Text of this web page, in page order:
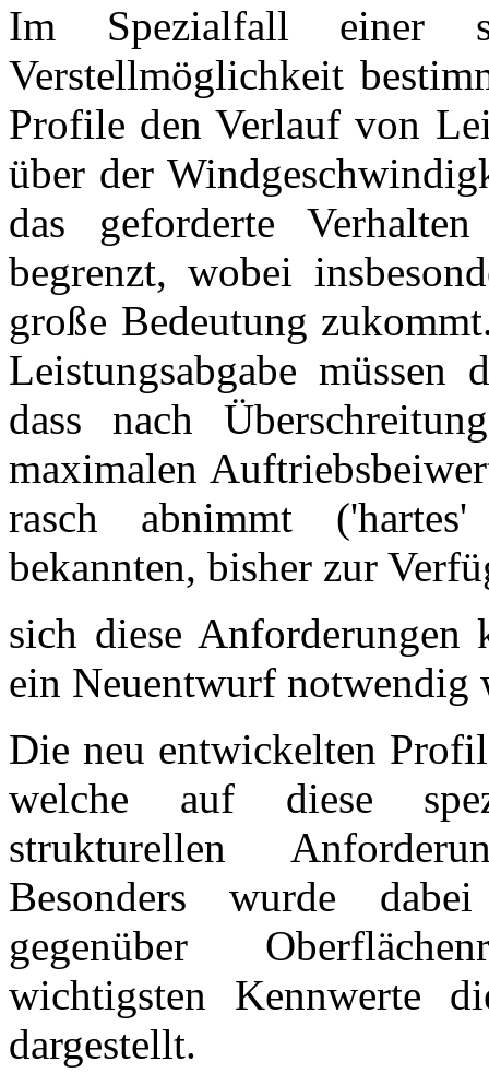
Im Spezialfall einer
Verstellmöglichkeit
Profile den Verlauf von
über der
das geforderte
begrenzt, wobei
große Bedeutung
Leistungsabgabe
dass nach
maximalen
rasch abnimmt
bekannten, bisher zur
sich diese Anforderungen
ein Neuentwurf notwendig
Die neu entwickelten
welche auf diese
strukturellen
Besonders wurde
gegenüber
wichtigsten Kennwerte
dargestellt.